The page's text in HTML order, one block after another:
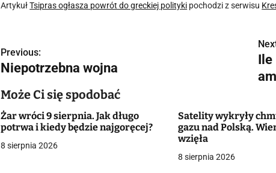
ArtykułTsipras ogłasza powrót do greckiej polityki pochodzi z serwisu
N
a
w
i
g
Previous:
Niepotrzebna wojna
Ile
Może Ci się spodobać
Żar wróci 9 sierpnia. Jak długo
potrwa i kiedy będzie najgoręcej?
8 sierpnia 2026
Satelity wykryły
gazu nad Polską.
wzięła
8 sierpnia 2026